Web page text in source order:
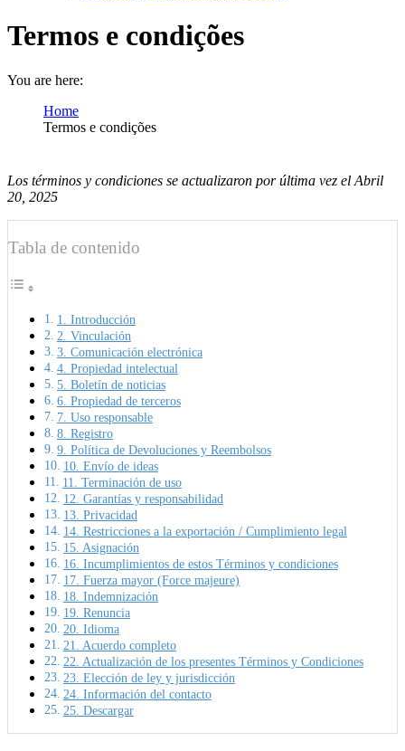
Termos e condições
You are here:
Home
Termos e condições
Los términos y condiciones se actualizaron por última vez el Abril
20, 2025
Tabla de contenido
1. Introducción
2. Vinculación
3. Comunicación electrónica
4. Propiedad intelectual
5. Boletín de noticias
6. Propiedad de terceros
7. Uso responsable
8. Registro
9. Política de Devoluciones y Reembolsos
10. Envío de ideas
11. Terminación de uso
12. Garantías y responsabilidad
13. Privacidad
14. Restricciones a la exportación / Cumplimiento legal
15. Asignación
16. Incumplimientos de estos Términos y condiciones
17. Fuerza mayor (Force majeure)
18. Indemnización
19. Renuncia
20. Idioma
21. Acuerdo completo
22. Actualización de los presentes Términos y Condiciones
23. Elección de ley y jurisdicción
24. Información del contacto
25. Descargar